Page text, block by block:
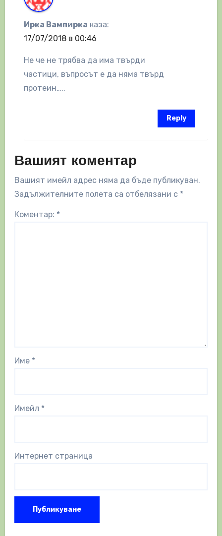
Ирка Вампирка каза:
17/07/2018 в 00:46
Не че не трябва да има твърди
частици, въпросът е да няма твърд
протеин…..
Reply
Вашият коментар
Вашият имейл адрес няма да бъде публикуван.
Задължителните полета са отбелязани с *
Коментар: *
Име *
Имейл *
Интернет страница